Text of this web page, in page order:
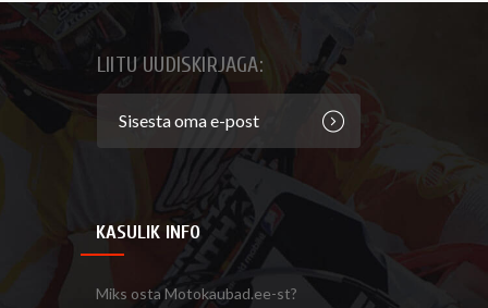
LIITU UUDISKIRJAGA:
KASULIK INFO
Miks osta Motokaubad.ee-st?